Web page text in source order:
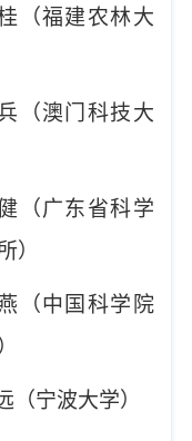
（福建农林大
（澳门科技大
（广东省科学
）
（中国科学院
（宁波大学）